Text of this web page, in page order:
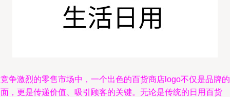
争激烈的零售市场中，一个出色的百货商店logo不仅是品牌的
，更是传递价值、吸引顾客的关键。无论是传统的日用百货